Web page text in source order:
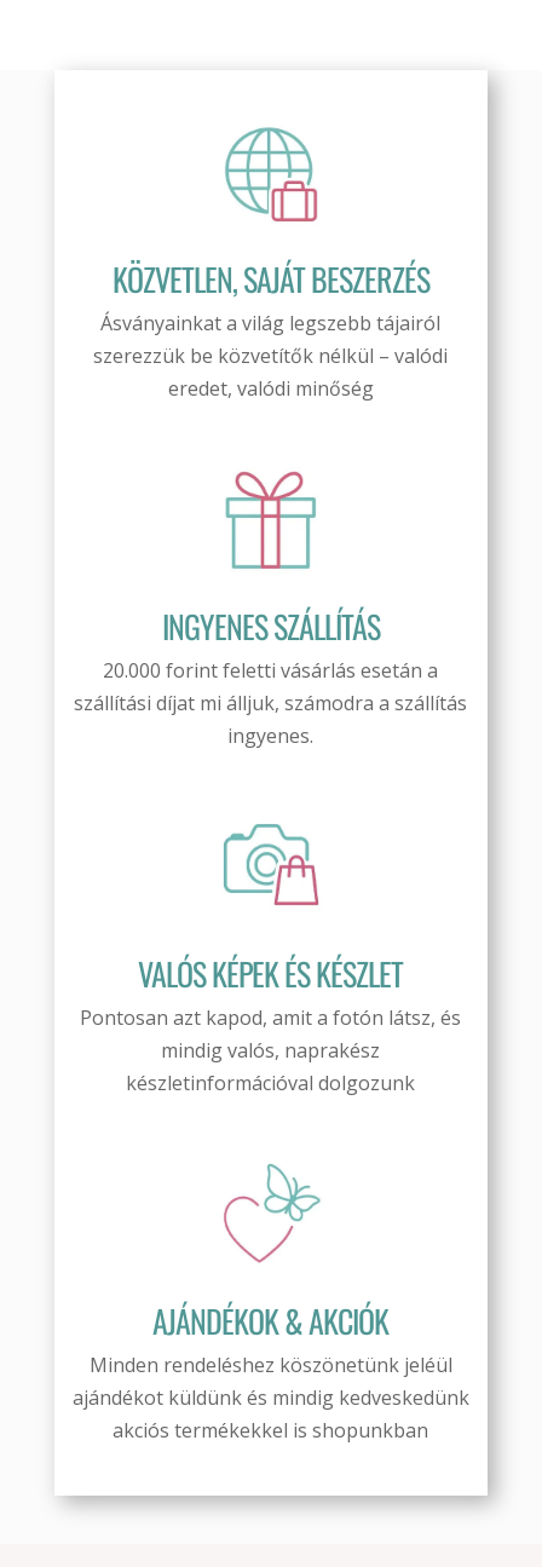
KÖZVETLEN, SAJÁT BESZERZÉS
Ásványainkat a világ legszebb tájairól
szerezzük be közvetítők nélkül – valódi
eredet, valódi minőség
INGYENES SZÁLLÍTÁS
20.000 forint feletti vásárlás esetán a
szállítási díjat mi álljuk, számodra a szállítás
ingyenes.
VALÓS KÉPEK ÉS KÉSZLET
Pontosan azt kapod, amit a fotón látsz, és
mindig valós, naprakész
készletinformációval dolgozunk
AJÁNDÉKOK & AKCIÓK
Minden rendeléshez köszönetünk jeléül
ajándékot küldünk és mindig kedveskedünk
akciós termékekkel is shopunkban